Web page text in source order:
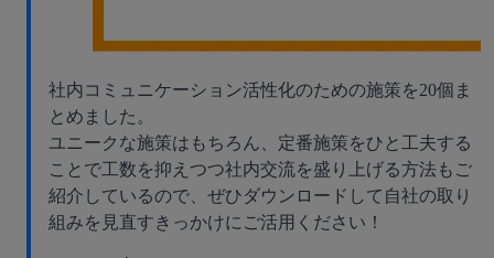
社内コミュニケーション活性化のための施策を20個ま
とめました。
ユニークな施策はもちろん、定番施策をひと工夫する
ことで工数を抑えつつ社内交流を盛り上げる方法もご
紹介しているので、ぜひダウンロードして自社の取り
組みを見直すきっかけにご活用ください！